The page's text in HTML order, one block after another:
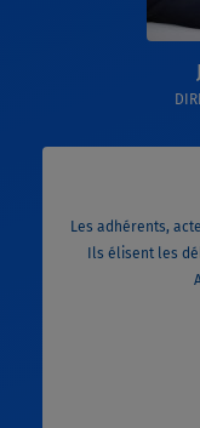
Les adhérents,
Ils élisent les